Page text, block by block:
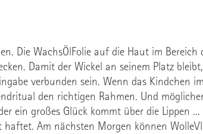
Die WachsÖlFolie auf die Haut im Bereich
Damit der Wickel an seinem Platz
verbunden sein. Wenn das Kindchen
den richtigen Rahmen. Und
ein großes Glück kommt über die Lippen ...
Am nächsten Morgen können